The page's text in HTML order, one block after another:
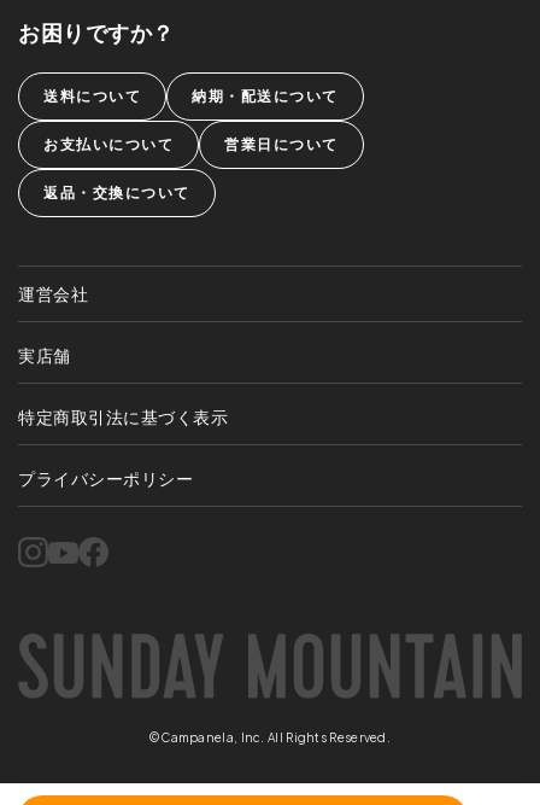
お困りですか？
送料について 納期・配送について
お支払いについて 営業日について
返品・交換について
運営会社
実店舗
特定商取引法に基づく表示
プライバシーポリシー
©Campanela, Inc. All Rights Reserved.